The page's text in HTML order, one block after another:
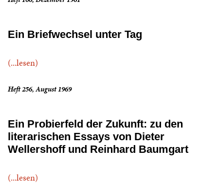
Ein Briefwechsel unter Tag
(...lesen)
Heft 256, August 1969
Ein Probierfeld der Zukunft: zu den
literarischen Essays von Dieter
Wellershoff und Reinhard Baumgart
(...lesen)